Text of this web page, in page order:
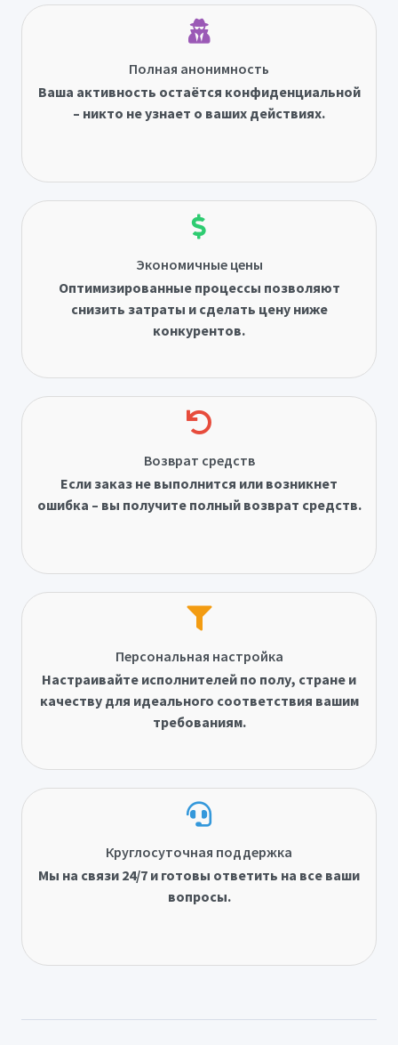
Полная анонимность
Ваша активность остаётся конфиденциальной
– никто не узнает о ваших действиях.
Экономичные цены
Оптимизированные процессы позволяют
снизить затраты и сделать цену ниже
конкурентов.
Возврат средств
Если заказ не выполнится или возникнет
ошибка – вы получите полный возврат средств.
Персональная настройка
Настраивайте исполнителей по полу, стране и
качеству для идеального соответствия вашим
требованиям.
Круглосуточная поддержка
Мы на связи 24/7 и готовы ответить на все ваши
вопросы.